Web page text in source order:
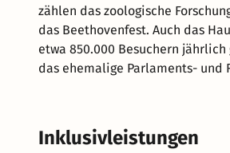
zählen das zoologische
das Beethovenfest. Auch das Haus der Geschichte der Bundesrepublik Deutschland ist einen Besuch wert – mit
etwa 850.000 Besuchern jährlich
das ehemalige Parlaments- und
Sehenswürdigkeiten, Freizeit-
Stadtgebiet kostenlos nutzen.
Inklusivleistungen